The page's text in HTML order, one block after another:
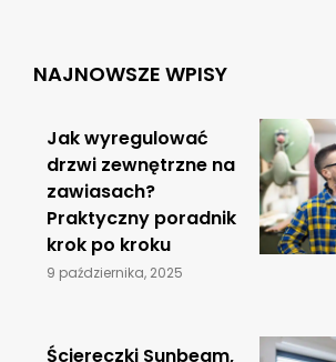
NAJNOWSZE WPISY
Jak wyregulować
drzwi zewnętrzne na
zawiasach?
Praktyczny poradnik
krok po kroku
9 października, 2025
Ściereczki Sunbeam,